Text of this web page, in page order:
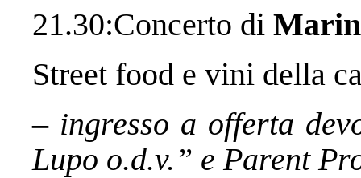
21.30:Concerto di
Street food e vini della
– ingresso a offerta
Lupo o.d.v.” e Parent